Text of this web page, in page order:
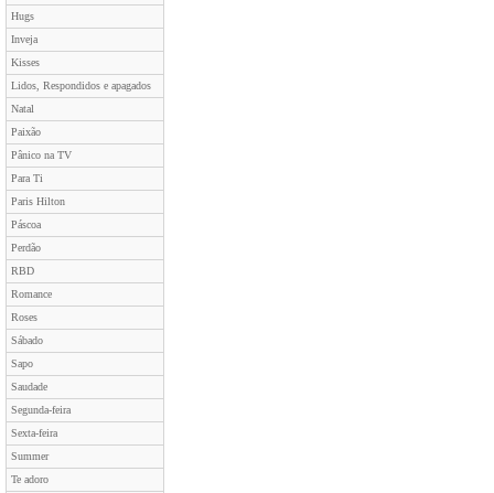
Hugs
Inveja
Kisses
Lidos, Respondidos e apagados
Natal
Paixão
Pânico na TV
Para Ti
Paris Hilton
Páscoa
Perdão
RBD
Romance
Roses
Sábado
Sapo
Saudade
Segunda-feira
Sexta-feira
Summer
Te adoro